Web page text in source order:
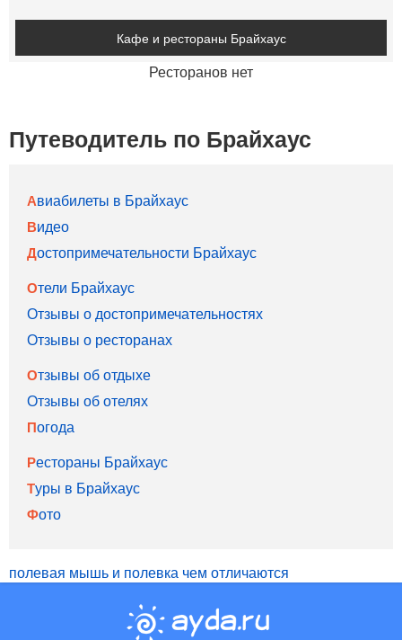
Кафе и рестораны Брайхаус
Ресторанов нет
Путеводитель по Брайхаус
Авиабилеты в Брайхаус
Видео
Достопримечательности Брайхаус
Отели Брайхаус
Отзывы о достопримечательностях
Отзывы о ресторанах
Отзывы об отдыхе
Отзывы об отелях
Погода
Рестораны Брайхаус
Туры в Брайхаус
Фото
полевая мышь и полевка чем отличаются